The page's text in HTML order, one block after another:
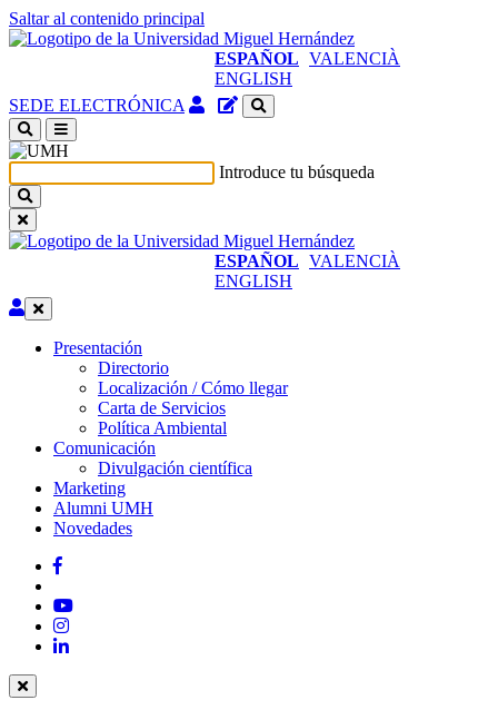
Saltar al contenido principal
ESPAÑOL VALENCIÀ
ENGLISH
SEDE ELECTRÓNICA Acceso
identificado
en
ventana
Gestor
del
sitio
Introduce tu búsqueda
ESPAÑOL VALENCIÀ
ENGLISH
Editar
Presentación
Presentación
Directorio
Localización / Cómo llegar
Carta de Servicios
Política Ambiental
Comunicación
Comunicación
Divulgación científica
Marketing
Alumni UMH
Novedades
Facebook
YouTube
Instagram
LinkedIn